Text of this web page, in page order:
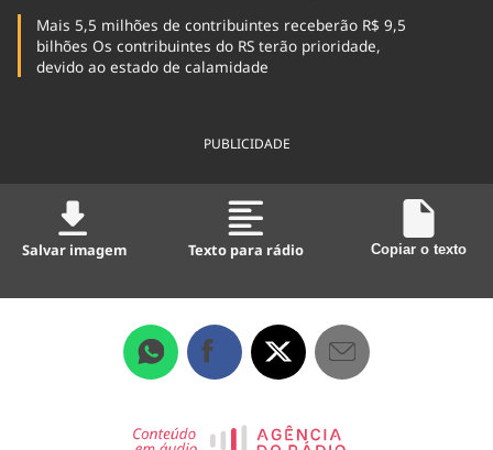
Mais 5,5 milhões de contribuintes receberão R$ 9,5
bilhões Os contribuintes do RS terão prioridade,
devido ao estado de calamidade
PUBLICIDADE
Salvar imagem Texto para rádio Copiar o texto